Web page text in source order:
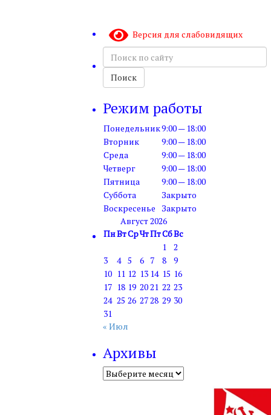
Версия для слабовидящих
Поиск
по
сайту
Поиск
Режим работы
Понедельник9:00 — 18:00
Вторник
9:00 — 18:00
Среда
9:00 — 18:00
Четверг
9:00 — 18:00
Пятница
9:00 — 18:00
Суббота
Закрыто
Воскресенье
Закрыто
Август 2026
ПнВтСрЧтПтСбВс
1
2
3
4 5 6 7 8
9
10 11 12 13 14 15 16
17 18 19 2021 22 23
24 25 26 2728 29 30
31
« Июл
Архивы
Архивы